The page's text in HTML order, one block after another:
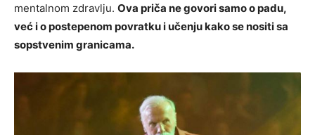
mentalnom zdravlju. Ova priča ne govori samo o padu,
već i o postepenom povratku i učenju kako se nositi sa
sopstvenim granicama.